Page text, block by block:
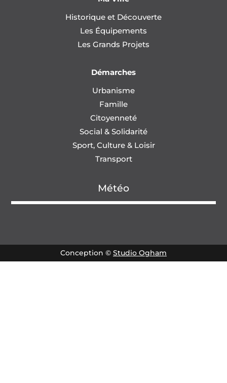
Historique et Découverte
Les Équipements
Les Grands Projets
Démarches
Urbanisme
Famille
Citoyenneté
Social & Solidarité
Sport, Culture & Loisir
Transport
Météo
Conception © Studio Ogham